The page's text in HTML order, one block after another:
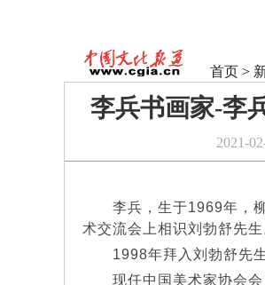
首页 >
李兵书画家-李
2021-
李兵，生于1969年，柳
术交流会上相识刘勃舒先
1998年拜入刘勃舒先生
现任中国美术家协会会